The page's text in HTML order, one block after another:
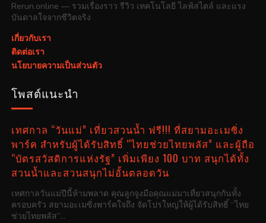
Rerun.online — รวมเรื่องราว รีวิว เทคโนโลยี ไลฟ์สไตล์ และแรง
บันดาลใจจากชีวิตจริง
เกี่ยวกับเรา
ติดต่อเรา
นโยบายความเป็นส่วนตัว
โพสต์แนะนำ
เทศกาล “วันแม่” เที่ยวสวนน้ำ ฟรี!!! ที่สยามอะเมซิ่ง
พาร์ค สำหรับผู้ได้รับสิทธิ์ “ไทยช่วยไทยพลัส” และผู้ถือ
“บัตรสวัสดิการแห่งรัฐ” เพิ่มเพียง 100 บาท สนุกได้ทั้ง
สวนน้ำและสวนสนุกไม่อั้นตลอดวัน
เทศกาลวันแม่ปีนี้ห้ามพลาด คุณลูกจูงมือคุณแม่มาเที่ยวสนุกกันทั้ง
ครอบครัว สยามอะเมซิ่งพาร์คใจถึง จัดโปรใหญ่ให้ผู้ได้รับสิทธิ์ “ไทย
ช่วยไทยพลัส”...